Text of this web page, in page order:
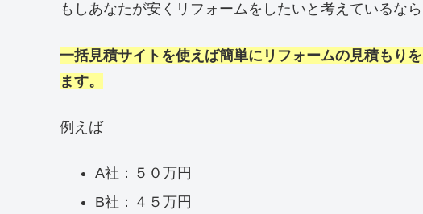
もしあなたが安くリフォームをしたいと考えているな
一括見積サイトを使えば簡単にリフォームの見積もり
ます。
例えば
A社：５０万円
B社：４５万円